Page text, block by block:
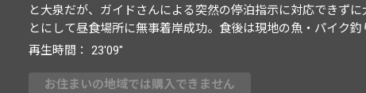
と大泉だが、ガイドさんによる突然の停泊指示に対応できず
とにして昼食場所に無事着岸成功。食後は現地の魚・パイク釣
再生時間： 23'09"
お住まいの地域では購入できません